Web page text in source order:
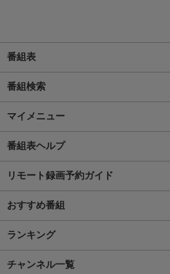
番組表
番組検索
マイメニュー
番組表ヘルプ
リモート録画予約ガイド
おすすめ番組
ランキング
チャンネル一覧